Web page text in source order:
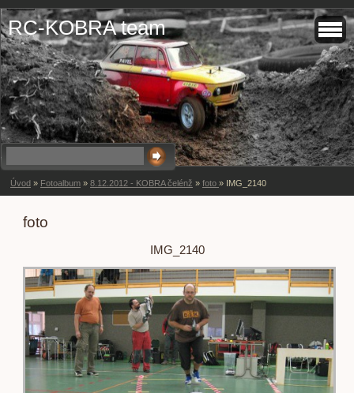
RC-KOBRA team
Úvod » Fotoalbum » 8.12.2012 - KOBRA čelénž » foto » IMG_2140
foto
IMG_2140